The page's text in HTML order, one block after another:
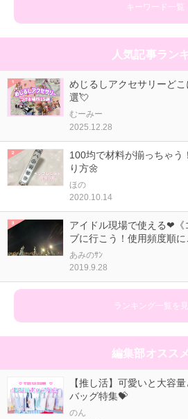
キーワード一覧
人気記事ラン
めじるしアクセサリーど
選💘
むーみー
2025.12.28
100均で材料が揃っちゃう
り方🌼
ほの
2020.10.14
アイドル現場で使える❤《
ブに行こう！使用頻度順に
あみのｻﾝ
2019.9.28
ランキング一覧を
編集部オスス
【推し活】可愛いと大容
バッグ特集💝
のん